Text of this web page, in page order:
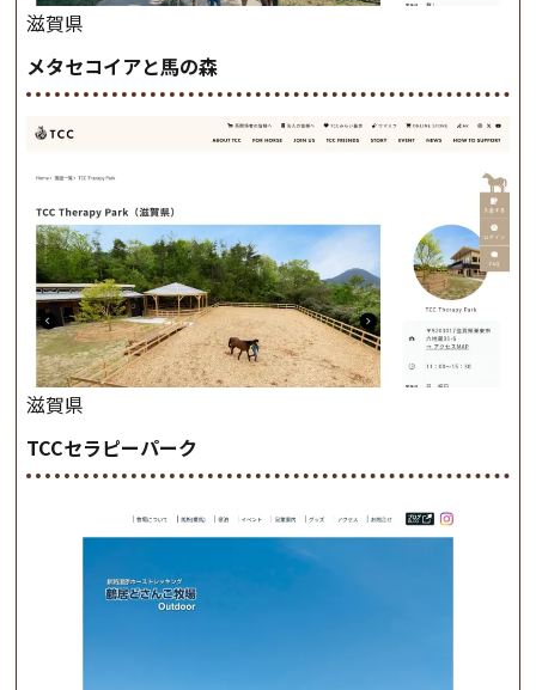
滋賀県
メタセコイアと馬の森
滋賀県
TCCセラピーパーク